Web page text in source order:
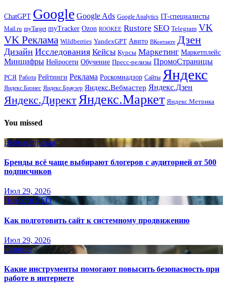
ChatGPT Google Google Ads Google Analytics IT-специалисты
Mail.ru myTarget myTracker Ozon ROOKEE Rustore SEO Telegram VK
VK Реклама Wildberries YandexGPT Авито ВКонтакте Дзен
Дизайн Исследования Кейсы Курсы Маркетинг Маркетплейс
Минцифры Нейросети Обучение Пресс-релизы ПромоСтраницы
РСЯ Работа Рейтинги Реклама Роскомнадзор Сайты Яндекс
Яндекс.Бизнес Яндекс.Браузер Яндекс.Вебмастер Яндекс.Дзен
Яндекс.ДиректЯндекс.Маркет Яндекс.Метрика
You missed
Вебмастерская
Бренды всё чаще выбирают блогеров с аудиторией от 500
подписчиков
Июл 29, 2026
Новости SEO
Как подготовить сайт к системному продвижению
Июл 29, 2026
Главное
Какие инструменты помогают повысить безопасность при
работе в интернете